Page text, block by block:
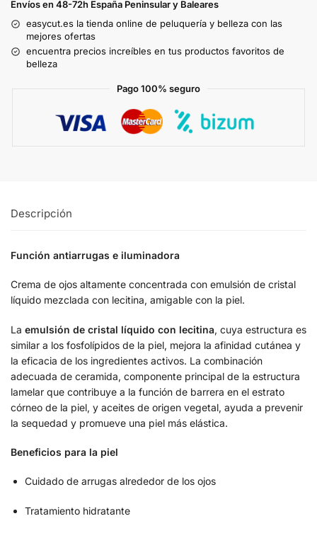
Envíos en 48-72h España Peninsular y Baleares
easycut.es la tienda online de peluquería y belleza con las
mejores ofertas
encuentra precios increíbles en tus productos favoritos de
belleza
Pago 100% seguro
Descripción
Función antiarrugas e iluminadora
Crema de ojos altamente concentrada con emulsión de cristal
líquido mezclada con lecitina, amigable con la piel.
La emulsión de cristal líquido con lecitina, cuya estructura es
similar a los fosfolípidos de la piel, mejora la afinidad cutánea y
la eficacia de los ingredientes activos. La combinación
adecuada de ceramida, componente principal de la estructura
lamelar que contribuye a la función de barrera en el estrato
córneo de la piel, y aceites de origen vegetal, ayuda a prevenir
la sequedad y promueve una piel más elástica.
Beneficios para la piel
Cuidado de arrugas alrededor de los ojos
Tratamiento hidratante